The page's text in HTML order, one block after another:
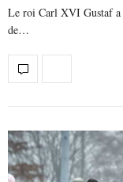
Le roi Carl XVI Gustaf a
de…